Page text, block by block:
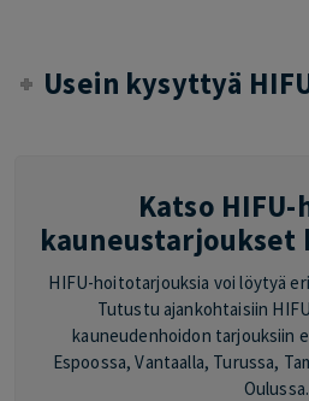
Usein kysyttyä
Katso
HIFU-hoitotarjouksia voi löytyä
Tutustu ajankohtaisiin
kauneudenhoidon tarjouksiin
Espoossa, Vantaalla, Turussa,
Oulussa.